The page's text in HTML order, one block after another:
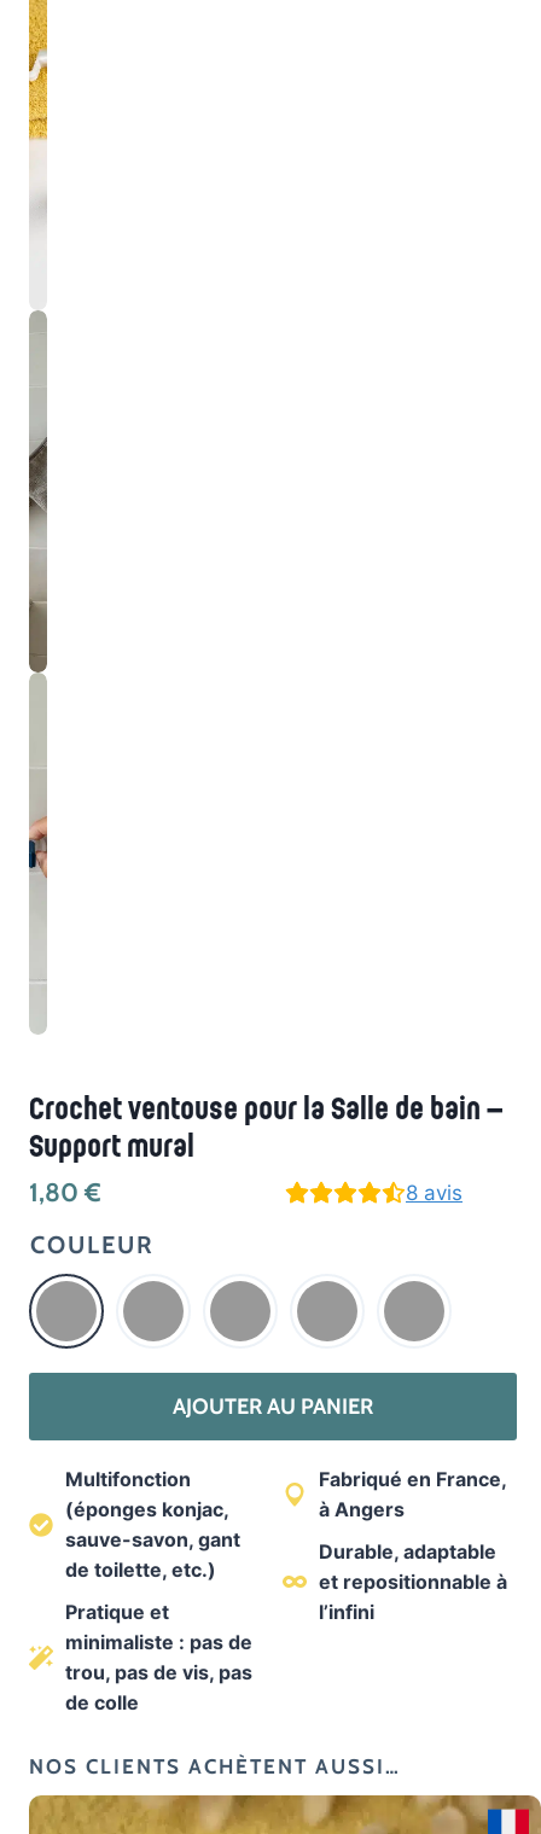
Crochet ventouse pour la Salle de bain –
Support mural
1,80 € 8 avis
COULEUR
ventouse
pour
Salle
bain
Support
AJOUTER AU PANIER
Multifonction
(éponges konjac,
sauve-savon, gant
de toilette, etc.)
Pratique et
minimaliste : pas de
trou, pas de vis, pas
de colle
Fabriqué en France,
à Angers
Durable, adaptable
et repositionnable à
l’infini
NOS CLIENTS ACHÈTENT AUSSI…